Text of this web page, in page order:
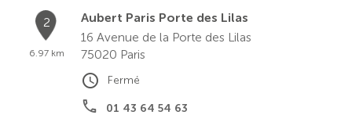
2
6.97 km
Aubert Paris Porte des Lilas
16 Avenue de la Porte des Lilas
75020 Paris
01 43 64 54 63
Fermé